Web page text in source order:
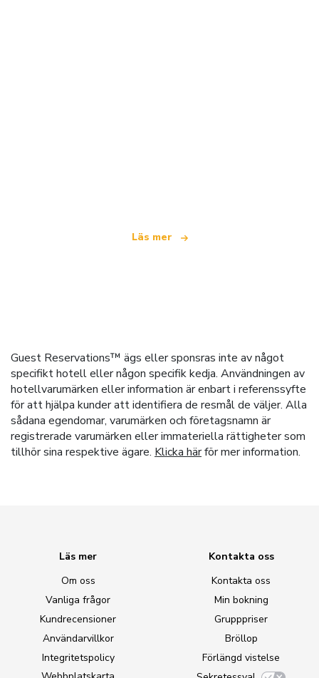
Läs mer
Guest Reservations™ ägs eller sponsras inte av något
specifikt hotell eller någon specifik kedja. Användningen av
hotellvarumärken eller information är enbart i referenssyfte
för att hjälpa kunder att identifiera de resmål de väljer. Alla
sådana egendomar, varumärken och företagsnamn är
registrerade varumärken eller immateriella rättigheter som
tillhör sina respektive ägare. Klicka härför mer information.
Läs mer
Om oss
Vanliga frågor
Kundrecensioner
Användarvillkor
Integritetspolicy
Kontakta oss
Kontakta oss
Min bokning
Grupppriser
Bröllop
Förlängd vistelse